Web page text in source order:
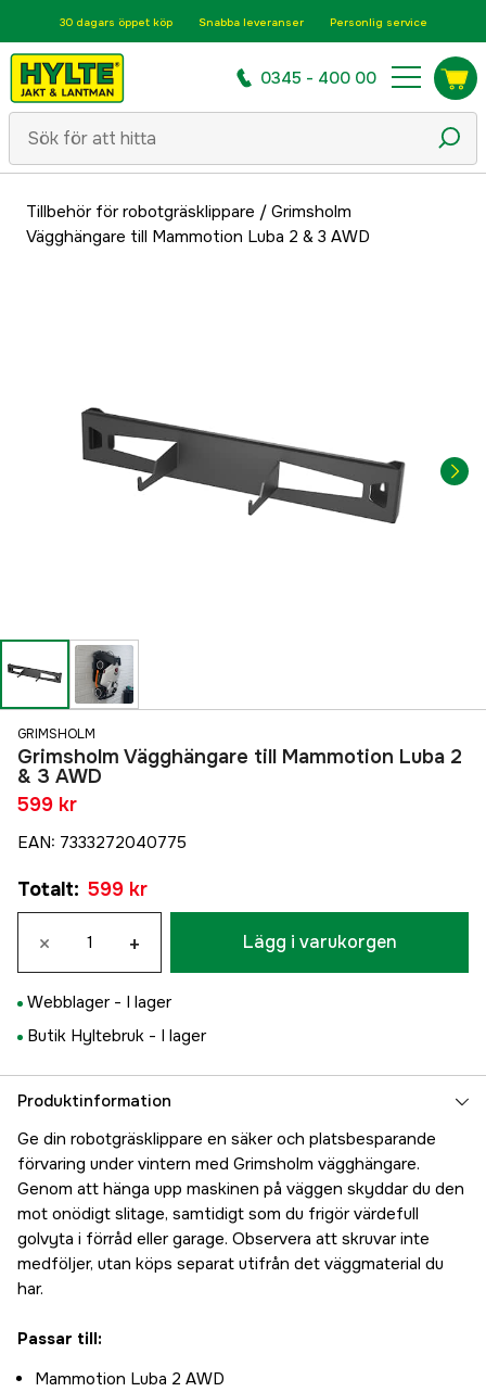
30 dagars öppet köp Snabba leveranser Personlig service
0345 - 400 00
Tillbehör för robotgräsklippare / Grimsholm
Vägghängare till Mammotion Luba 2 & 3 AWD
GRIMSHOLM
Grimsholm Vägghängare till Mammotion Luba 2
& 3 AWD
599 kr
EAN: 7333272040775
Totalt: 599 kr
× + Lägg i varukorgen
Webblager - I lager
Butik Hyltebruk - I lager
Produktinformation
Ge din robotgräsklippare en säker och platsbesparande
förvaring under vintern med Grimsholm vägghängare.
Genom att hänga upp maskinen på väggen skyddar du den
mot onödigt slitage, samtidigt som du frigör värdefull
golvyta i förråd eller garage. Observera att skruvar inte
medföljer, utan köps separat utifrån det väggmaterial du
har.
Passar till:
Mammotion Luba 2 AWD